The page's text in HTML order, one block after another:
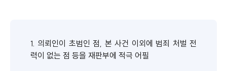
1. 의뢰인이 초범인 점, 본 사건 이외에 범죄 처벌 전
력이 없는 점 등을 재판부에 적극 어필